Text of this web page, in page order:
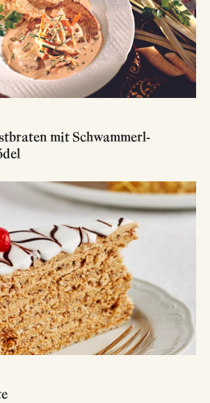
mit Schwammerl-